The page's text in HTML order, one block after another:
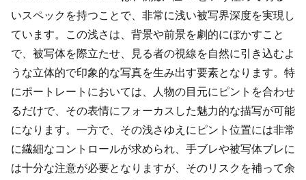
いスペックを持つことで、非常に浅い被写界深度を実現し
ています。この浅さは、背景や前景を劇的にぼかすこと
で、被写体を際立たせ、見る者の視線を自然に引き込むよ
うな立体的で印象的な写真を生み出す要素となります。特
にポートレートにおいては、人物の目元にピントを合わせ
るだけで、その表情にフォーカスした魅力的な描写が可能
になります。一方で、その浅さゆえにピント位置には非常
に繊細なコントロールが求められ、手ブレや被写体ブレに
は十分な注意が必要となりますが、そのリスクを補って余